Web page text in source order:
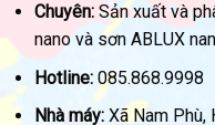
Chuyên:Sản xuất và
nano và sơn ABLUX
Hotline:085.868.9998
Nhà máy:Xã Nam Phù,